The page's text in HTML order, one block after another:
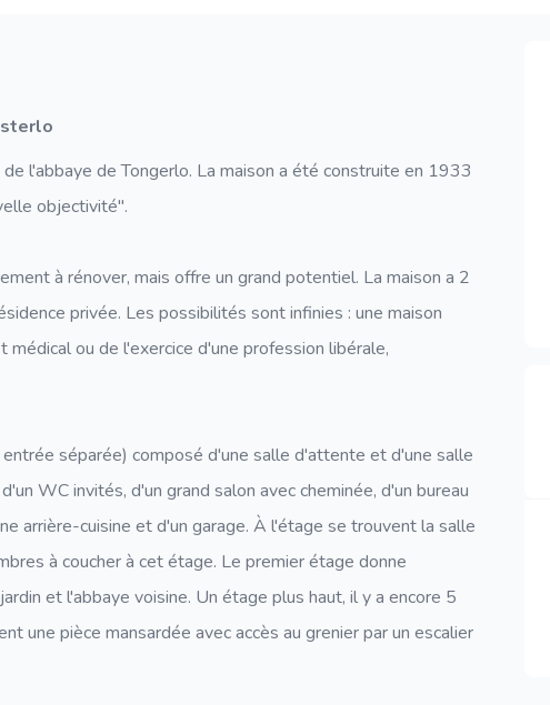
l'abbaye de Tongerlo. La maison a été construite en 1933
objectivité".
à rénover, mais offre un grand potentiel. La maison a 2
privée. Les possibilités sont infinies : une maison
ou de l'exercice d'une profession libérale,
séparée) composé d'une salle d'attente et d'une salle
WC invités, d'un grand salon avec cheminée, d'un bureau
arrière-cuisine et d'un garage. À l'étage se trouvent la salle
à coucher à cet étage. Le premier étage donne
et l'abbaye voisine. Un étage plus haut, il y a encore 5
une pièce mansardée avec accès au grenier par un escalier